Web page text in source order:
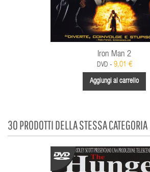
Iron Man 2
DVD - 9,01 €
Aggiungi al carrello
30 PRODOTTI DELLA STESSA CATEGORIA